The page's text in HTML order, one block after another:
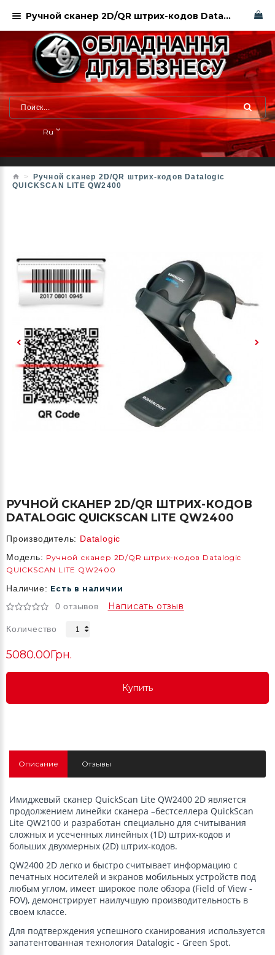
Ru
Ручной сканер 2D/QR штрих-кодов Datalogic
QUICKSCAN LITE QW2400
РУЧНОЙ СКАНЕР 2D/QR ШТРИХ-КОДОВ
DATALOGIC QUICKSCAN LITE QW2400
Производитель: Datalogic
Модель: Ручной сканер 2D/QR штрих-кодов Datalogic
QUICKSCAN LITE QW2400
Наличие: Есть в наличии
0 отзывов Написать отзыв
Количество
5080.00Грн.
Купить
Купить
Описание Отзывы
Имиджевый сканер QuickScan Lite QW2400 2D является
продолжением линейки сканера –бестселлера QuickScan
Lite QW2100 и разработан специально для считывания
сложных и усеченных линейных (1D) штрих-кодов и
больших двухмерных (2D) штрих-кодов.
QW2400 2D легко и быстро считывает информацию с
печатных носителей и экранов мобильных устройств под
любым углом, имеет широкое поле обзора (Field of View -
FOV), демонстрирует наилучшую производительность в
своем классе.
Для подтверждения успешного сканирования используется
запатентованная технология Datalogic - Green Spot.
Ручной сканер 2D/QR штрих-кодов Datalogic QUICKSCAN LITE QW2400. Харьков. Сервисный центр